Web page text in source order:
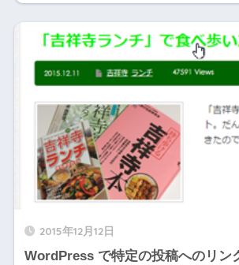
2015年12月12日
WordPress で特定の投稿へのリン